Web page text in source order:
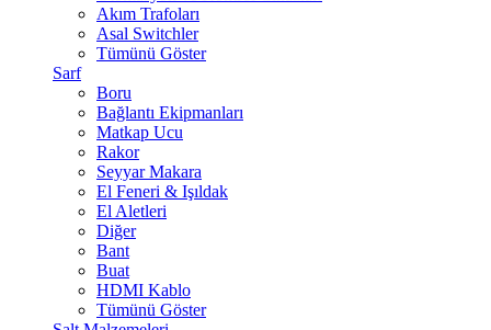
Akım Trafoları
Asal Switchler
Tümünü Göster
Sarf
Boru
Bağlantı Ekipmanları
Matkap Ucu
Rakor
Seyyar Makara
El Feneri & Işıldak
El Aletleri
Diğer
Bant
Buat
HDMI Kablo
Tümünü Göster